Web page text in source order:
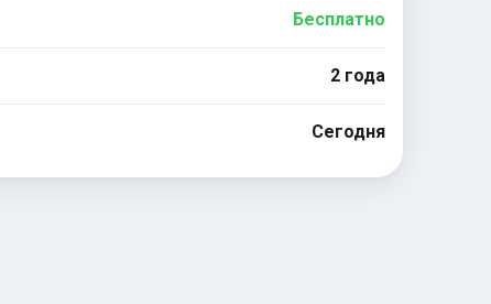
Бесплатно
2 года
Сегодня